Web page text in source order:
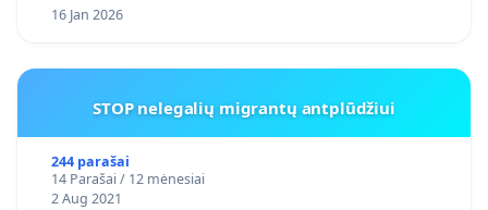
16 Jan 2026
STOP nelegalių migrantų antplūdžiui
244 parašai
14 Parašai / 12 mėnesiai
2 Aug 2021